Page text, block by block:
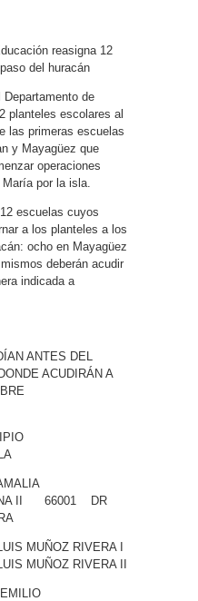
reasigna 12
del huracán
de
planteles escolares al
las primeras escuelas
y Mayagüez que
operaciones
María por la isla.
escuelas cuyos
a los planteles a los
ocho en Mayagüez
deberán acudir
indicada a
ANTES DEL
ACUDIRÁN A
II 66001 DR
MUÑOZ RIVERA I
MUÑOZ RIVERA II